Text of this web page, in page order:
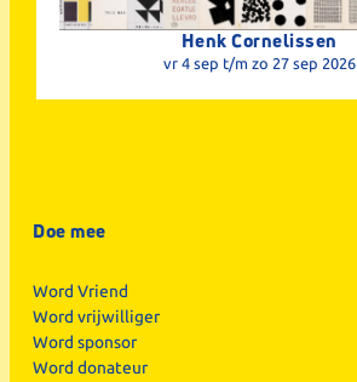
Henk Cornelissen
vr 4 sep t/m zo 27 sep 2026
Doe mee
Word Vriend
Word vrijwilliger
Word sponsor
Word donateur